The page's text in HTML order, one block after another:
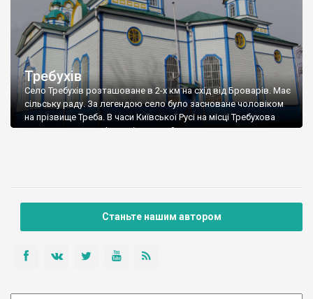
Требухів
Село Требухів розташоване в 2-х км на схід від Броварів. Має
сільську раду. За легендою село було засноване чоловіком
на прізвище Треба. В часи Київської Русі на місці Требухова
стояло поселення Іваничі, яке зруйнували татаро-монголи.
Станьте нашим автором